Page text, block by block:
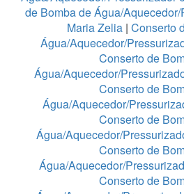
de Bomba de Água/
Maria Zelia | Conserto
Água/Aquecedor/
Conserto de
Água/Aquecedor/
Conserto de
Água/Aquecedor/
Conserto de
Água/Aquecedor/
Conserto de
Água/Aquecedor/
Conserto de